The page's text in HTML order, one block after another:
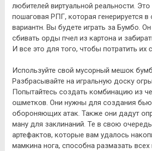
любителей виртуальной реальности. Это
пошаговая РПГ, которая генерируется в
вариантн. Вы будете играть за Бумбо.
сбивать орды пчел из картона и
И все это для того, чтобы потратить их
Используйте свой мусорный мешок
Разбрасывайте на игральную доску
Попытайтесь создать комбинацию из
ошметков. Они нужны для создания
обороняющих атак. Также они дадут
ману для заклинаний. Те в свою
артефактов, которые вам удалось
мамкина нога, способна размазать